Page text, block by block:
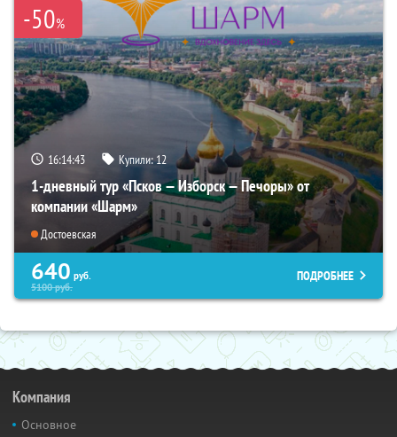
-50%
16:14:41 Купили:12
1-дневный тур «Псков — Изборск — Печоры» от
компании «Шарм»
Достоевская
640 руб.
5100руб.
ПОДРОБНЕЕ
Компания
Основное